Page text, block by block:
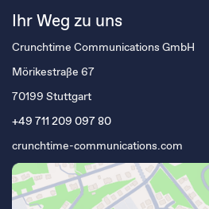
Ihr Weg zu uns
Crunchtime Communications GmbH
Mörikestraße 67
70199 Stuttgart
+49 711 209 097 80
crunchtime-communications.com